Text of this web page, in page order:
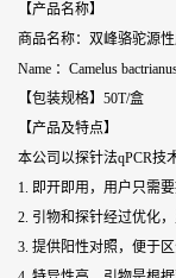
【产品名称】
商品名称：双峰骆驼源
Name ：Camelus
【包装规格】50T/盒
【产品及特点】
本公司以探针法qPCR技
1. 即开即用，用户只需
2. 引物和探针经过优化
3. 提供阳性对照，便于区